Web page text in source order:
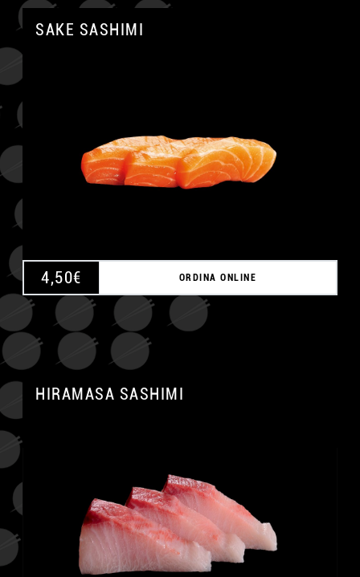
SAKE SASHIMI
4,50€ ORDINA ONLINE
HIRAMASA SASHIMI